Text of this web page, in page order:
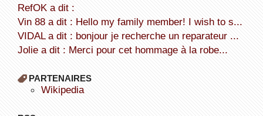
refOK a dit :
Vin 88 a dit : Hello my family member! I wish to s...
VIDAL a dit : bonjour je recherche un reparateur ...
Jolie a dit : Merci pour cet hommage à la robe...
PARTENAIRES
wikipedia